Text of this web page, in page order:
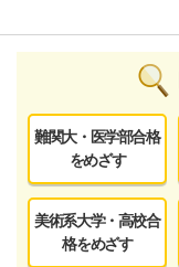
難関大・医学部合格
をめざす
美術系大学・高校合
格をめざす